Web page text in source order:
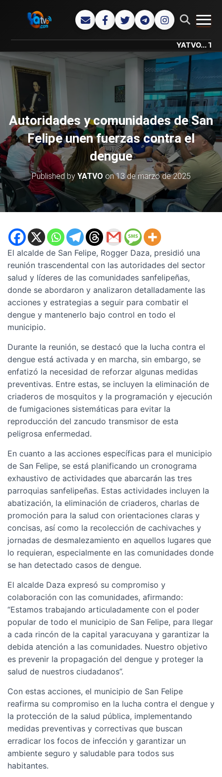
YATVO... Tu
Autoridades y comunidades de San
Felipe unen fuerzas contra el
dengue
Published by YATVO on13 de marzo de 2025
El alcalde de San Felipe, Rogger Daza, presidió una
reunión trascendental con las autoridades del sector
salud y líderes de las comunidades sanfelipeñas,
donde se abordaron y analizaron detalladamente las
acciones y estrategias a seguir para combatir el
dengue y mantenerlo bajo control en todo el
municipio.
Durante la reunión, se destacó que la lucha contra el
dengue está activada y en marcha, sin embargo, se
enfatizó la necesidad de reforzar algunas medidas
preventivas. Entre estas, se incluyen la eliminación de
criaderos de mosquitos y la programación y ejecución
de fumigaciones sistemáticas para evitar la
reproducción del zancudo transmisor de esta
peligrosa enfermedad.
En cuanto a las acciones específicas para el municipio
de San Felipe, se está planificando un cronograma
exhaustivo de actividades que abarcarán las tres
parroquias sanfelipeñas. Estas actividades incluyen la
abatización, la eliminación de criaderos, charlas de
promoción para la salud con orientaciones claras y
concisas, así como la recolección de cachivaches y
jornadas de desmalezamiento en aquellos lugares que
lo requieran, especialmente en las comunidades donde
se han detectado casos de dengue.
El alcalde Daza expresó su compromiso y
colaboración con las comunidades, afirmando:
“Estamos trabajando articuladamente con el poder
popular de todo el municipio de San Felipe, para llegar
a cada rincón de la capital yaracuyana y garantizar la
debida atención a las comunidades. Nuestro objetivo
es prevenir la propagación del dengue y proteger la
salud de nuestros ciudadanos”.
Con estas acciones, el municipio de San Felipe
reafirma su compromiso en la lucha contra el dengue y
la protección de la salud pública, implementando
medidas preventivas y correctivas que buscan
erradicar los focos de infección y garantizar un
ambiente seguro y saludable para todos sus
habitantes.